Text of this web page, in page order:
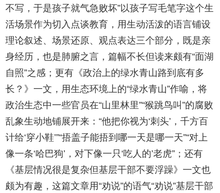
不写，于是孩子就气急败坏”以孩子写毛笔字这个生
活场景作为切入点谈教育，用生动活泼的语言铺设
理论叙述、场景还原、观点表达三个部分，既是亲
身经历，也是肺腑之言，篇幅不长但读来颇有“面湖
自照”之感；更有《政治上的绿水青山路到底有多
长？》一文，用生态环境上的“绿水青山”作喻，将
政治生态中一些官员在“山里林里”“猴跳鸟叫”的腐败
乱象生动地铺展开来：“他把你视为‘刺头’，千方百
计给‘穿小鞋’”“捂盖子能捂到哪一天是哪一天”“对上
像一条‘哈巴狗’，对下像一只‘吃人的’老虎”；还有
《基层情况很是复杂但基层干部不要浮躁》一文也
颇为有趣，这篇文章用“劝说”的语气“劝说”基层干部